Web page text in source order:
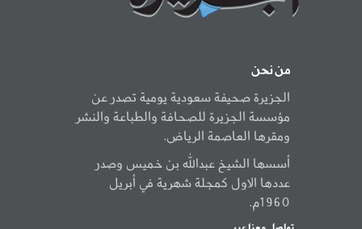
من نحن
الجزيرة صحيفة سعودية يومية تصدر عن
مؤسسة الجزيرة للصحافة والطباعة والنشر
ومقرها العاصمة الرياض.
أسسها الشيخ عبدالله بن خميس وصدر
عددها الاول كمجلة شهرية في أبريل
1960م.